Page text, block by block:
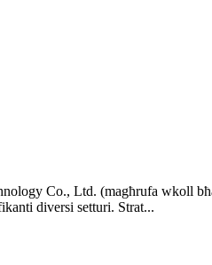
Co., Ltd. (magħrufa wkoll
diversi setturi. Strat...